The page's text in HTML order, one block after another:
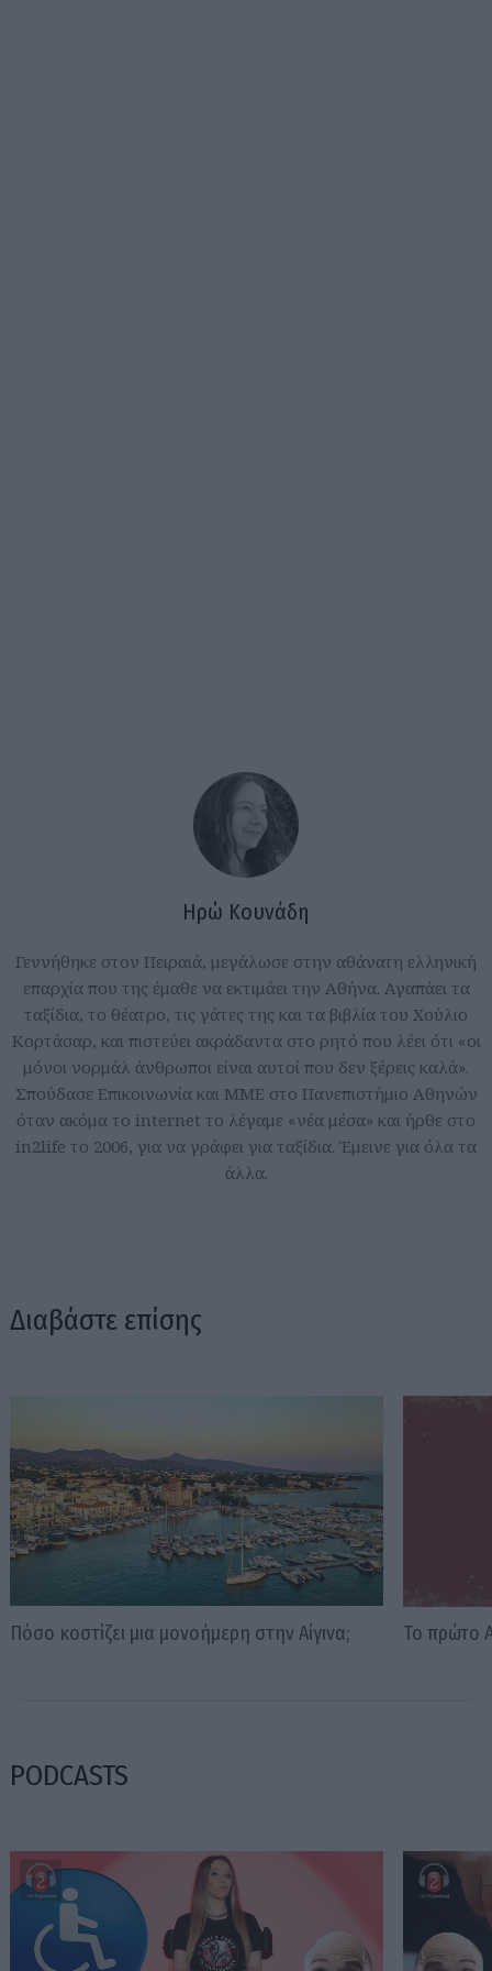
Ηρώ Κουνάδη
Γεννήθηκε στον Πειραιά, μεγάλωσε στην αθάνατη ελληνική
επαρχία που της έμαθε να εκτιμάει την Αθήνα. Αγαπάει τα
ταξίδια, το θέατρο, τις γάτες της και τα βιβλία του Χούλιο
Κορτάσαρ, και πιστεύει ακράδαντα στο ρητό που λέει ότι «οι
μόνοι νορμάλ άνθρωποι είναι αυτοί που δεν ξέρεις καλά».
Σπούδασε Επικοινωνία και ΜΜΕ στο Πανεπιστήμιο Αθηνών
όταν ακόμα το internet το λέγαμε «νέα μέσα» και ήρθε στο
in2life το 2006, για να γράφει για ταξίδια. Έμεινε για όλα τα
άλλα.
Διαβάστε επίσης
Πόσο κοστίζει μια μονοήμερη στην Αίγινα; Το πρώτο
PODCASTS